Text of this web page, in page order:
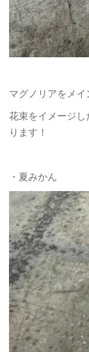
マグノリアをメイ
花束をイメージ
ります！
・夏みかん